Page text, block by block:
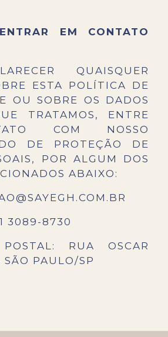
EM CONTATO
QUAISQUER
ESTA POLÍTICA DE
OU SOBRE OS DADOS
TRATAMOS, ENTRE
COM NOSSO
DE PROTEÇÃO DE
POR ALGUM DOS
ABAIXO:
3089-8730
POSTAL: RUA OSCAR
SÃO PAULO/SP